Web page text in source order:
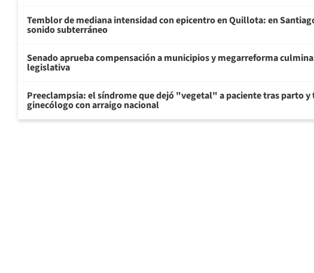
Temblor de mediana intensidad con epicentro en Quillota: en
sonido subterráneo
Senado aprueba compensación a municipios y megarreforma
legislativa
Preeclampsia: el síndrome que dejó "vegetal" a paciente tras parto y
ginecólogo con arraigo nacional